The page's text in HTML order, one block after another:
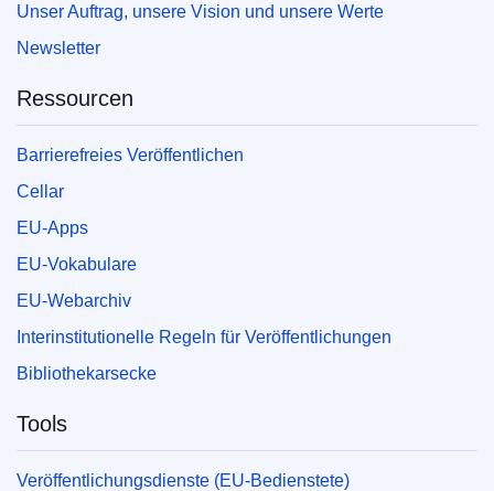
Unser Auftrag, unsere Vision und unsere Werte
Newsletter
Ressourcen
Barrierefreies Veröffentlichen
Cellar
EU-Apps
EU-Vokabulare
EU-Webarchiv
Interinstitutionelle Regeln für Veröffentlichungen
Bibliothekarsecke
Tools
Veröffentlichungsdienste (EU-Bedienstete)